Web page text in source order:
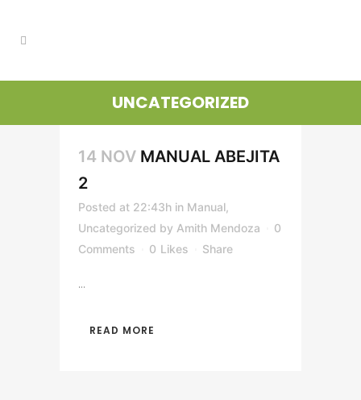
UNCATEGORIZED
14 NOV MANUAL ABEJITA
2
Posted at 22:43h in Manual
Uncategorized by Amith Mendoza
0
Comments
0 Likes Share
...
READ MORE